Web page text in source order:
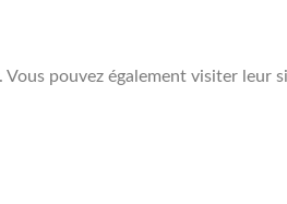
. Vous pouvez également visiter leur